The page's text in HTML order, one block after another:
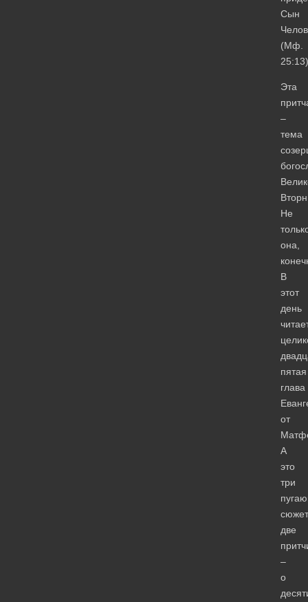
Сын
(Мф.
Эта
–
тема
Не
она,
В
этот
день
пятая
глава
от
А
это
три
две
–
о